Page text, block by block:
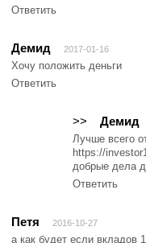
Ответить
Демид 2017-01-16
Хочу положить деньги
Ответить
>> Демид
Лучше всего
https://
добрые дела
Ответить
Петя 2016-10-27
а как будет если вкладов